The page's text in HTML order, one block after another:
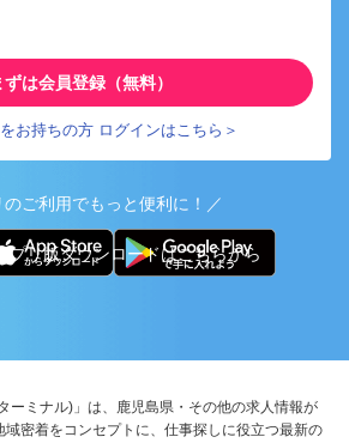
ずは会員登録（無料）
お持ちの方 ログインはこちら＞
のご利用でもっと便利に！／
プリ版ダウンロードはこちらから
ーミナル)」は、鹿児島県・その他の求人情報が
密着をコンセプトに、仕事探しに役立つ最新の